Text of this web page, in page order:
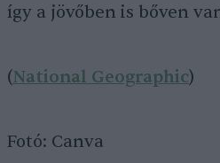
így a jövőben is bőven
(National Geographic)
Fotó: Canva